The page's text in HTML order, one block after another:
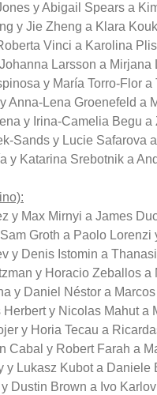
y Abigail Spears a
y Jie Zheng a Klara
Vinci a Karolina
Larsson a
y María Torro-Flor
Anna-Lena Groenefeld a
y Irina-Camelia Begu
Sands y Lucie Safarova
y Katarina Srebotnik a
y Max Mirnyi a James
Groth a Paolo Lorenzi
y Denis Istomin a
y Horacio Zeballos
y Daniel Néstor a
y Nicolas Mahut a
y Horia Tecau a
Cabal y Robert Farah a
y Lukasz Kubot a
Dustin Brown a Ivo